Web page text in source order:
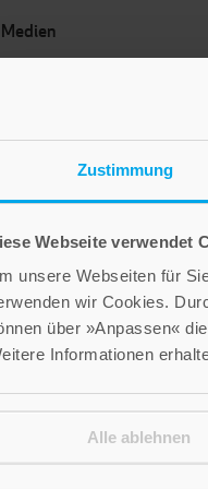
Zustimmung
Webseite verwendet
unsere Webseiten für
wir Cookies.
über »Anpassen«
Informationen
Alle ablehnen
für exegetisches
mit jüdischen
nicht nur dem
Heiligen
zudem seine
Wie es zur
Israels und vom Juden
historischen
Bücherschau